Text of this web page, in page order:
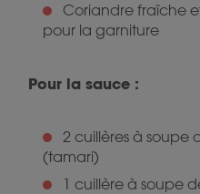
Coriandre fraîche
pour la garniture
Pour la sauce :
2 cuillères à soupe
(tamari)
1 cuillère à soupe